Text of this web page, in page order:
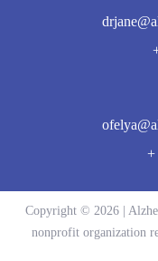
+
Copyright © 2026 |
nonprofit organization